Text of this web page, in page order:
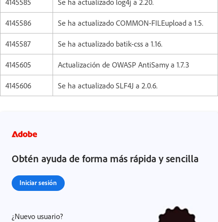
4145586 Se ha actualizado COMMON-FILEupload a 1.5.
4145587 Se ha actualizado batik-css a 1.16.
4145605 Actualización de OWASP AntiSamy a 1.7.3
4145606 Se ha actualizado SLF4J a 2.0.6.
Obtén ayuda de forma más rápida y sencilla
Iniciar sesión
¿Nuevo usuario?